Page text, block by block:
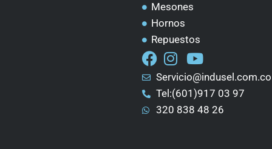
Mesones
Hornos
Repuestos
Servicio@indusel.com.co
Tel:(601)917 03 97
320 838 48 26